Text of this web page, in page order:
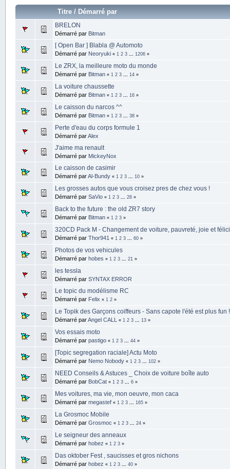
Titre/ Démarré par
BRELON
Démarré par Bitman
[ Open Bar ] Blabla @ Automoto
Démarré par Neoryuki « 1 2 3 1206»
Le ZRX, la meilleure moto du monde
Démarré par Bitman « 1 2 3 14»
La voiture chaussette
Démarré par Bitman « 1 2 3 16»
Le caisson du narcos ^^
Démarré par Bitman « 1 2 3 38»
Perte d'eau du corps formule 1
Démarré parAlex
J'aime ma renault
Démarré par MickeyNox
Le caisson de casimir
Démarré parAl-Bundy « 1 2 3 10»
Les grosses autos que vous croisez pres de chez vous !
Démarré par SaVio « 1 2 3 28»
Back to the future : the old ZR7 story
Démarré par Bitman « 1 2 3»
320CD Pack M - Changement de voiture, pauvreté, joie et
Démarré par Thor941 « 1 2 3 60»
Photos de vos vehicules
Démarré par hobes « 1 2 3 21 »
les tessla
Démarré par SYNTAX ERROR
Le topic du modélisme RC
Démarré par Felix « 1 2»
Le Topik des Garçons coiffeurs - Sans capote l'été est plus fun
Démarré parAngel CALL « 1 2 3 13»
Vos essais moto
Démarré par pastigo « 1 2 3 44»
[Topic segregation raciale] Actu Moto
Démarré par Nemo Nobody « 1 2 3 102»
NEED Conseils & Astuces _ Choix de voiture boîte auto
Démarré par BobCat « 1 2 3 6»
Mes voitures, ma vie, mon oeuvre, mon caca
Démarré par megastef « 1 2 3 165»
La Grosmoc Mobile
Démarré par Grosmoc « 1 2 3 24»
Le seigneur des anneaux
Démarré par hobez « 1 2 3»
Das oktober Fest , saucisses et gros nichons
Démarré par hobez « 1 2 3 40»